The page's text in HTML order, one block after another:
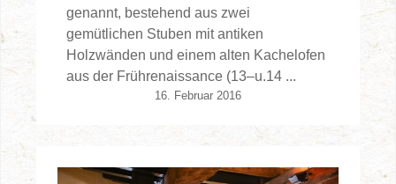
genannt, bestehend aus zwei
gemütlichen Stuben mit antiken
Holzwänden und einem alten Kachelofen
aus der Frührenaissance (13–u.14 ...
16. Februar 2016